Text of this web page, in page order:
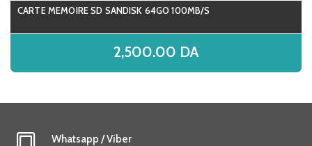
CARTE MEMOIRE SD SANDISK 64GO 100MB/S
2,500.00 DA
Whatsapp / Viber